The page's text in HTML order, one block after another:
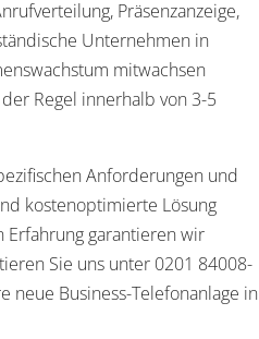
Präsenzanzeige,
Unternehmen in
mitwachsen
Regel innerhalb von 3-5
Anforderungen und
kostenoptimierte Lösung
Erfahrung garantieren wir
Sie uns unter 0201 84008-
Business-Telefonanlage in